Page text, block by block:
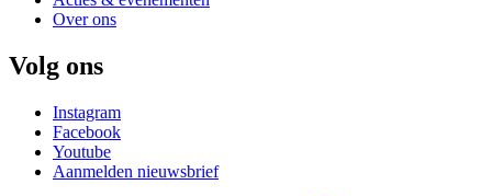
Over ons
Volg ons
Instagram
Facebook
Youtube
Aanmelden nieuwsbrief